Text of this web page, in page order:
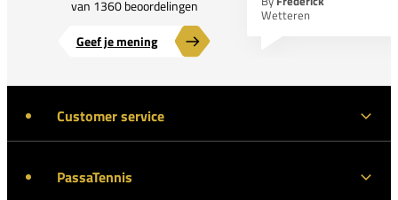
van 1360 beoordelingen
Geef je mening
Wetteren
Customer service
PassaTennis